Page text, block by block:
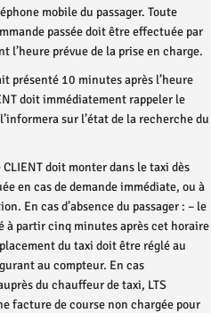
mobile du passager. Toute
passée doit être effectuée par
l’heure prévue de la prise en charge.
présenté 10 minutes après l’heure
doit immédiatement rappeler le
sur l’état de la recherche du
doit monter dans le taxi dès
en cas de demande immédiate, ou à
En cas d’absence du passager : – le
à partir cinq minutes après cet horaire
du taxi doit être réglé au
au compteur. En cas
du chauffeur de taxi, LTS
facture de course non chargée pour